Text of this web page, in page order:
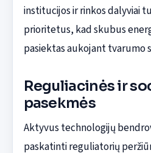
institucijos ir rinkos dalyviai
prioritetus, kad skubus
pasiektas aukojant tvarumo
Reguliacinės ir
pasekmės
Aktyvus technologijų
paskatinti reguliatorių